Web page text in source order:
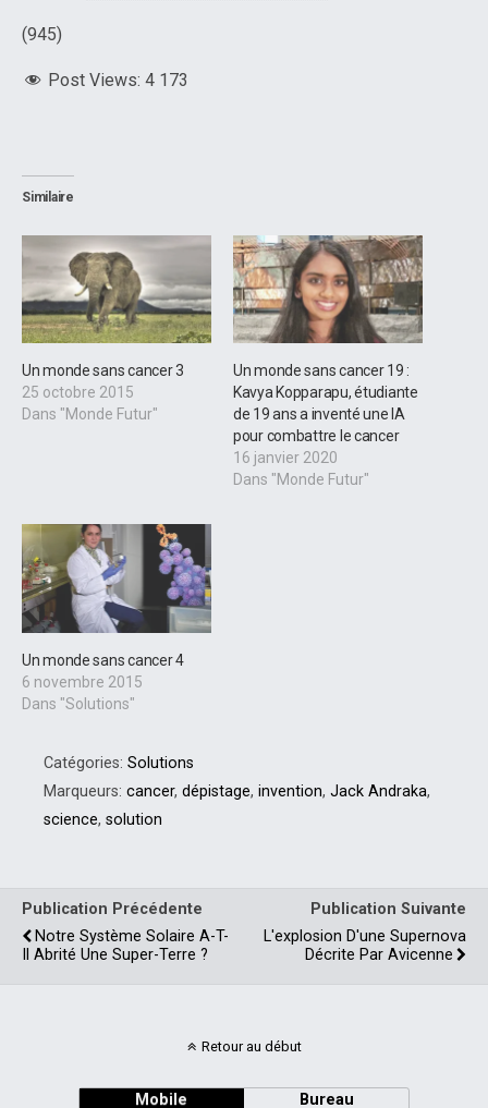
(945)
Post Views: 4 173
Similaire
Un monde sans cancer 3
25 octobre 2015
Dans "Monde Futur"
Un monde sans cancer 19 :
Kavya Kopparapu, étudiante
de 19 ans a inventé une IA
pour combattre le cancer
16 janvier 2020
Dans "Monde Futur"
Un monde sans cancer 4
6 novembre 2015
Dans "Solutions"
Catégories: Solutions
Marqueurs: cancer, dépistage, invention, Jack Andraka,
science, solution
Publication Précédente
Notre Système Solaire A-T-
Il Abrité Une Super-Terre ?
Publication Suivante
L'explosion D'une Supernova
Décrite Par Avicenne
Retour au début
Mobile Bureau